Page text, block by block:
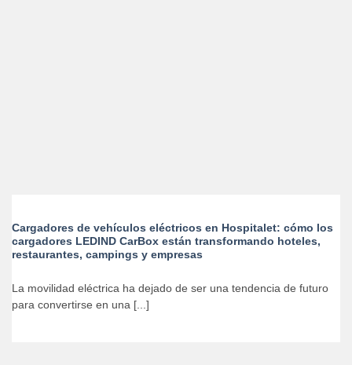
Cargadores de vehículos eléctricos en Hospitalet: cómo los
cargadores LEDIND CarBox están transformando hoteles,
restaurantes, campings y empresas
La movilidad eléctrica ha dejado de ser una tendencia de futuro
para convertirse en una [...]